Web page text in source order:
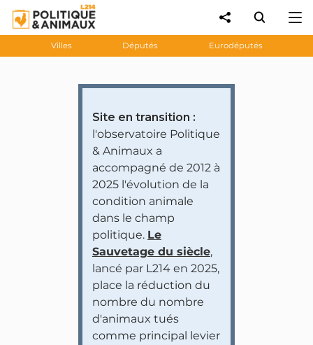
Villes Députés Eurodéputés
Site en transition :
l'observatoire Politique
& Animaux a
accompagné de 2012 à
2025 l'évolution de la
condition animale
dans le champ
politique. Le
Sauvetage du siècle,
lancé par L214 en 2025,
place la réduction du
nombre du nombre
d'animaux tués
comme principal levier